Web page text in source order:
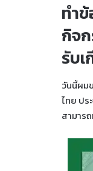
ทำ
กิจ
รับ
วันนี้ผม
ไทย ปร
สามาร